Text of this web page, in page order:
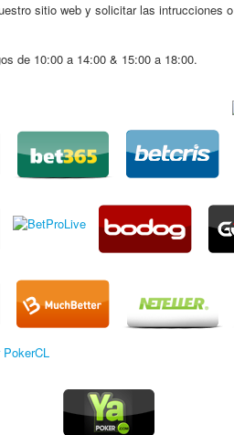
sitio web y solicitar las intrucciones o
de 10:00 a 14:00 & 15:00 a 18:00.